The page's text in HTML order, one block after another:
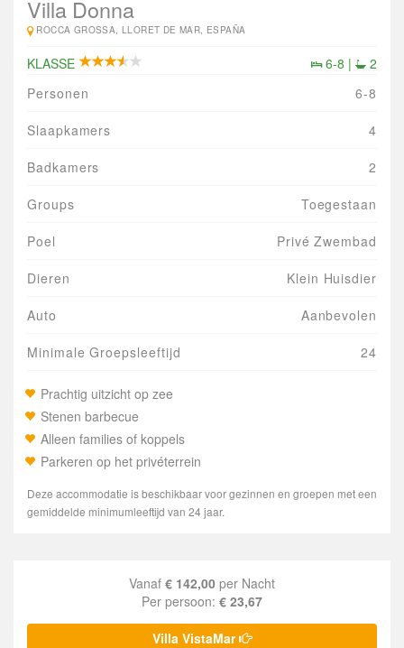
Villa Donna
ROCCA GROSSA, LLORET DE MAR, ESPAÑA
KLASSE 6-8 |
2
Personen
6-8
Slaapkamers 4
Badkamers 2
Groups Toegestaan
Poel Privé Zwembad
Dieren Klein Huisdier
Auto Aanbevolen
Minimale Groepsleeftijd 24
Prachtig uitzicht op zee
Stenen barbecue
Alleen families of koppels
Parkeren op het privéterrein
Deze accommodatie is beschikbaar voor gezinnen en groepen met een
gemiddelde minimumleeftijd van 24 jaar.
Vanaf € 142,00 per Nacht
Per persoon: € 23,67
Villa VistaMar